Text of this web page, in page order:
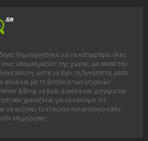
δημιουργήθηκε για να καταγράψει όλες
τους επαγγελματίες της χώρας, με σκοπό την
πολίτη, ώστε να έχει τη δυνατόττα, μέσα
αλλά και με τη βοήθεια των μηχανών
& Bing, να βρει έυκολα και γρήγορα την
που χρειάζεται για να καλύψει τις
να αυξήσει το εταιρικό πελατολόγιο κάθε
επιχείρησης.